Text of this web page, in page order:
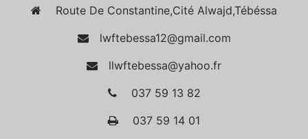
Route De Constantine,Cité Alwajd,Tébéssa
lwftebessa12@gmail.com
llwftebessa@yahoo.fr
037 59 13 82
037 59 14 01